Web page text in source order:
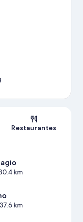
Restaurantes
km
km